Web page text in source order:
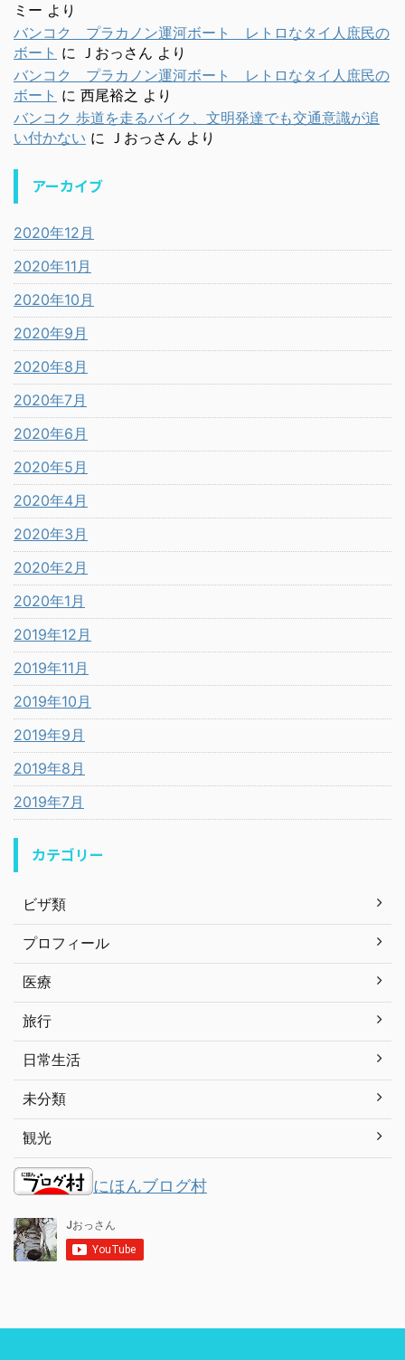
ミー より
バンコク プラカノン運河ボート レトロなタイ人庶民の
ボート に Ｊおっさん より
バンコク プラカノン運河ボート レトロなタイ人庶民の
ボート に 西尾裕之 より
バンコク 歩道を走るバイク、文明発達でも交通意識が追
い付かない に Ｊおっさん より
アーカイブ
2020年12月
2020年11月
2020年10月
2020年9月
2020年8月
2020年7月
2020年6月
2020年5月
2020年4月
2020年3月
2020年2月
2020年1月
2019年12月
2019年11月
2019年10月
2019年9月
2019年8月
2019年7月
カテゴリー
ビザ類
プロフィール
医療
旅行
日常生活
未分類
観光
にほんブログ村